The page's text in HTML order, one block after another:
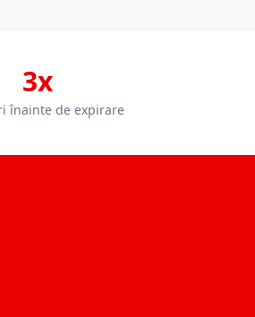
3x
înainte de expirare